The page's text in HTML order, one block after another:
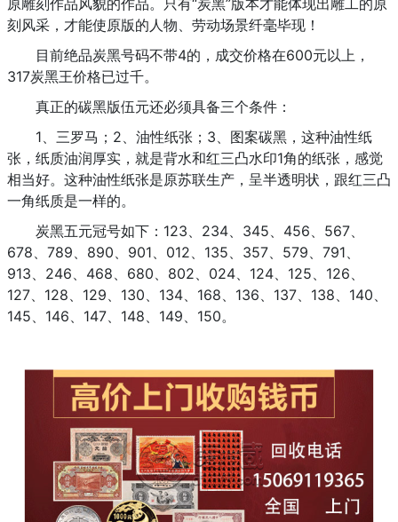
刻风采，才能使原版的人物、劳动场景纤毫毕现！
目前绝品炭黑号码不带4的，成交价格在600元以上，
317炭黑王价格已过千。
真正的碳黑版伍元还必须具备三个条件：
1、三罗马；2、油性纸张；3、图案碳黑，这种油性纸
张，纸质油润厚实，就是背水和红三凸水印1角的纸张，感觉
相当好。这种油性纸张是原苏联生产，呈半透明状，跟红三凸
一角纸质是一样的。
炭黑五元冠号如下：123、234、345、456、567、
678、789、890、901、012、135、357、579、791、
913、246、468、680、802、024、124、125、126、
127、128、129、130、134、168、136、137、138、140、
145、146、147、148、149、150。